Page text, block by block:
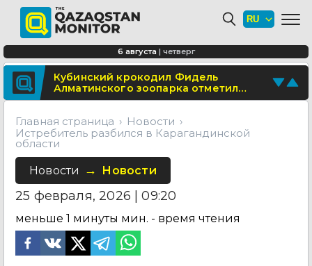
Поделитесь новостью
Отправьте свои новости и события
6 августа | четверг
Школьница из Астаны изобрела
биоразлагаемую бумагу из травы
В области Абай построят
современный визит-центр
Кубинский крокодил Фидель
Алматинского зоопарка отметил
юбилей
Главная страница
Новости
Истребитель разбился в Карагандинской
области
Новости Новости
25 февраля, 2026 | 09:20
меньше 1 минуты мин. - время чтения